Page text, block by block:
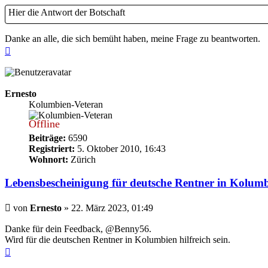
Hier die Antwort der Botschaft
Danke an alle, die sich bemüht haben, meine Frage zu beantworten.
Ernesto
Kolumbien-Veteran
Offline
Beiträge: 6590
Registriert: 5. Oktober 2010, 16:43
Wohnort: Zürich
Lebensbescheinigung für deutsche Rentner in
Beitrag
von Ernesto » 22. März 2023, 01:49
Danke für dein Feedback, @Benny56.
Wird für die deutschen Rentner in Kolumbien hilfreich sein.